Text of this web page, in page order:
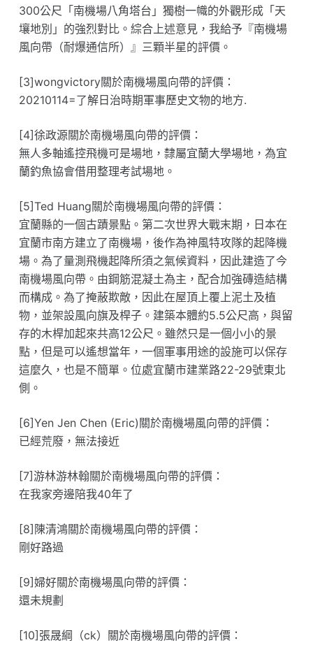
300公尺「南機場八角塔台」獨樹一幟的外觀形成「天
壤地別」的強烈對比。綜合上述意見，我給予『南機場
風向帶（耐爆通信所）』三顆半星的評價。
[3]wongvictory關於南機場風向帶的評價：
20210114=了解日治時期軍事歷史文物的地方.
[4]徐政源關於南機場風向帶的評價：
無人多軸遙控飛機可是場地，隸屬宜蘭大學場地，為宜
蘭釣魚協會借用整理考試場地。
[5]Ted Huang關於南機場風向帶的評價：
宜蘭縣的一個古蹟景點。第二次世界大戰末期，日本在
宜蘭市南方建立了南機場，後作為神風特攻隊的起降機
場。為了量測飛機起降所須之氣候資料，因此建造了今
南機場風向帶。由鋼筋混凝土為主，配合加強磚造結構
而構成。為了掩蔽欺敵，因此在屋頂上覆上泥土及植
物，並架設風向旗及桿子。建築本體約5.5公尺高，與留
存的木桿加起來共高12公尺。雖然只是一個小小的景
點，但是可以遙想當年，一個軍事用途的設施可以保存
這麼久，也是不簡單。位處宜蘭市建業路22-29號東北
側。
[6]Yen Jen Chen (Eric)關於南機場風向帶的評價：
已經荒廢，無法接近
[7]游林游林翰關於南機場風向帶的評價：
在我家旁邊陪我40年了
[8]陳清鴻關於南機場風向帶的評價：
剛好路過
[9]婦好關於南機場風向帶的評價：
還未規劃
[10]張晟綱（ck）關於南機場風向帶的評價：